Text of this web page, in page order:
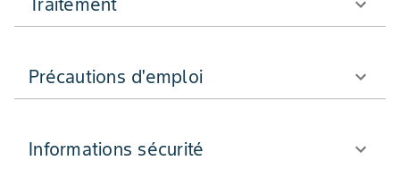
Précautions d'emploi
Informations sécurité